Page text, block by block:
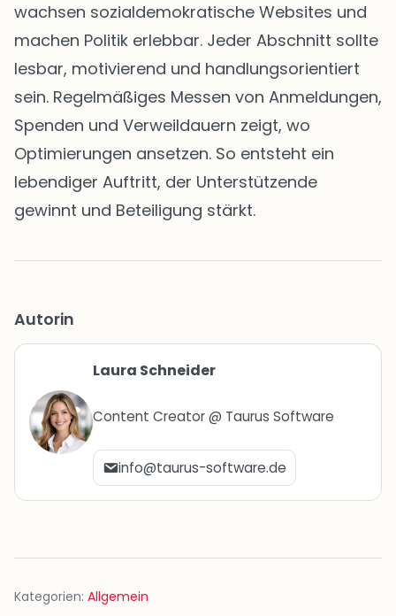
wachsen sozialdemokratische Websites und
machen Politik erlebbar. Jeder Abschnitt sollte
lesbar, motivierend und handlungsorientiert
sein. Regelmäßiges Messen von Anmeldungen,
Spenden und Verweildauern zeigt, wo
Optimierungen ansetzen. So entsteht ein
lebendiger Auftritt, der Unterstützende
gewinnt und Beteiligung stärkt.
Autorin
Laura Schneider
Content Creator @ Taurus Software
info@taurus-software.de
Kategorien: Allgemein